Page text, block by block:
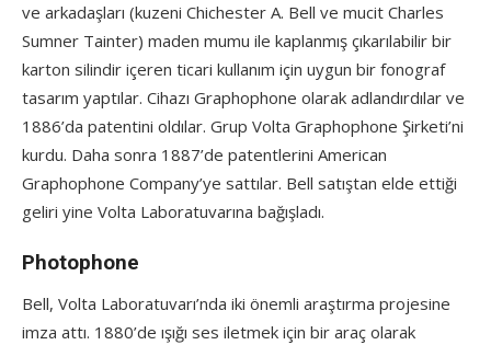
ve arkadaşları (kuzeni Chichester A. Bell ve mucit Charles
Sumner Tainter) maden mumu ile kaplanmış çıkarılabilir bir
karton silindir içeren ticari kullanım için uygun bir fonograf
tasarım yaptılar. Cihazı Graphophone olarak adlandırdılar ve
1886’da patentini oldılar. Grup Volta Graphophone Şirketi’ni
kurdu. Daha sonra 1887’de patentlerini American
Graphophone Company’ye sattılar. Bell satıştan elde ettiği
geliri yine Volta Laboratuvarına bağışladı.
Photophone
Bell, Volta Laboratuvarı’nda iki önemli araştırma projesine
imza attı. 1880’de ışığı ses iletmek için bir araç olarak